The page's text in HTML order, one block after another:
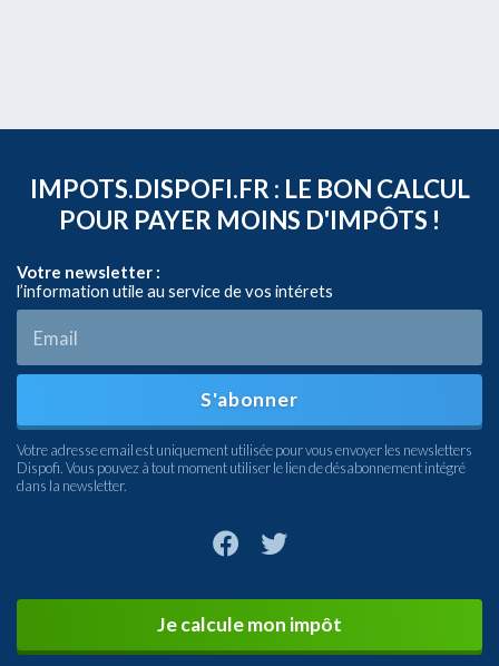
IMPOTS.DISPOFI.FR : LE BON CALCUL
POUR PAYER MOINS D'IMPÔTS !
Votre newsletter :
l’information utile au service de vos intérets
S'abonner
Votre adresse email est uniquement utilisée pour vous envoyer les newsletters
Dispofi. Vous pouvez à tout moment utiliser le lien de désabonnement intégré
dans la newsletter.
Je calcule mon impôt